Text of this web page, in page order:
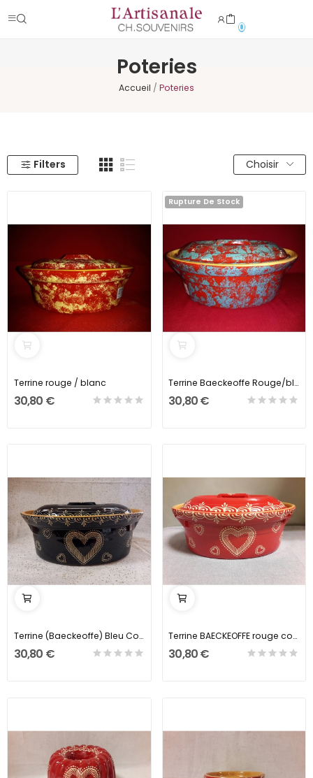
0
Poteries
Accueil Poteries
Filters Choisir
Terrine rouge / blanc
30,80 €
Rupture De Stock
Terrine Baeckeoffe Rouge/bleu
30,80 €
Terrine (Baeckeoffe) Bleu Coeur
30,80 €
Terrine BAECKEOFFE rouge coeur
30,80 €